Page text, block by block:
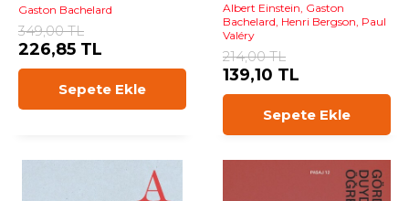
Gaston Bachelard
349,00 TL
226,85 TL
Sepete Ekle
Albert Einstein, Gaston
Bachelard, Henri Bergson, Paul
Valéry
214,00 TL
139,10 TL
Sepete Ekle